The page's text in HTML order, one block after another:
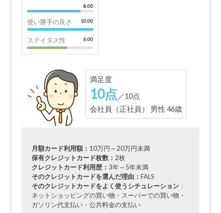
8.00
使い勝手の良さ 10.00
ステイタス性 6.00
満足度
10点 ／10点
会社員（正社員） 男性 46歳
月額カード利用額： 10万円～20万円未満
保有クレジットカード枚数： 2枚
クレジットカード利用歴： 3年～5年未満
そのクレジットカードを選んだ理由：FALS
そのクレジットカードをよく使うシチュレーション ：
ネットショッピングの買い物・スーパーでの買い物・
ガソリン代支払い・公共料金の支払い